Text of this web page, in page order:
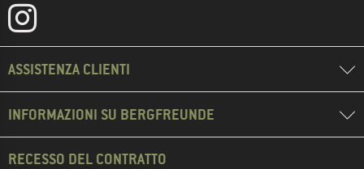
ASSISTENZA CLIENTI
INFORMAZIONI SU BERGFREUNDE
RECESSO DEL CONTRATTO